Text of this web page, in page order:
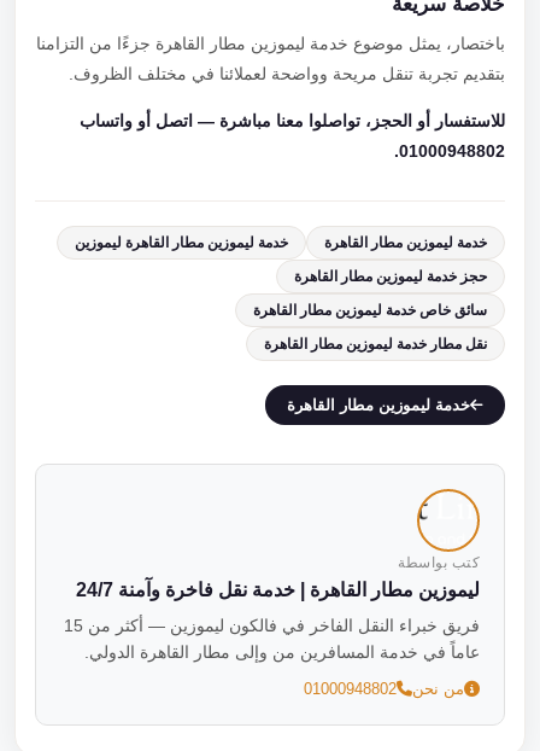
باختصار، يمثل موضوع خدمة ليموزين مطار القاهرة جزءًا من التزامنا
بتقديم تجربة تنقل مريحة وواضحة لعملائنا في مختلف الظروف.
للاستفسار أو الحجز، تواصلوا معنا مباشرة — اتصل أو واتساب
01000948802.
خدمة ليموزين مطار القاهرة
خدمة ليموزين مطار القاهرة ليموزين
حجز خدمة ليموزين مطار القاهرة
سائق خاص خدمة ليموزين مطار القاهرة
نقل مطار خدمة ليموزين مطار القاهرة
خدمة ليموزين مطار القاهرة
كتب بواسطة
ليموزين مطار القاهرة | خدمة نقل فاخرة وآمنة 24/7
فريق خبراء النقل الفاخر في فالكون ليموزين — أكثر من 15
عاماً في خدمة المسافرين من وإلى مطار القاهرة الدولي.
من نحن 01000948802